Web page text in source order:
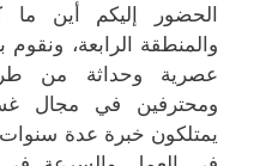
الحضور إليكم أين ما
والمنطقة الرابعة،
عصرية وحداثة من
ومحترفين في مجال
يمتلكون خبرة عدة سنوات